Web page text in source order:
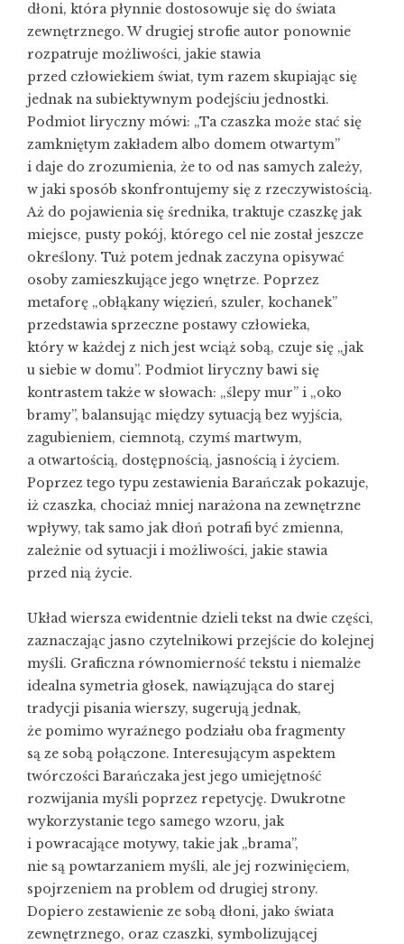
dłoni, która płynnie dostosowuje się do świata
zewnętrznego. W drugiej strofie autor ponownie
rozpatruje możliwości, jakie stawia
przed człowiekiem świat, tym razem skupiając się
jednak na subiektywnym podejściu jednostki.
Podmiot liryczny mówi: „Ta czaszka może stać się
zamkniętym zakładem albo domem otwartym”
i daje do zrozumienia, że to od nas samych zależy,
w jaki sposób skonfrontujemy się z rzeczywistością.
Aż do pojawienia się średnika, traktuje czaszkę jak
miejsce, pusty pokój, którego cel nie został jeszcze
określony. Tuż potem jednak zaczyna opisywać
osoby zamieszkujące jego wnętrze. Poprzez
metaforę „obłąkany więzień, szuler, kochanek”
przedstawia sprzeczne postawy człowieka,
który w każdej z nich jest wciąż sobą, czuje się „jak
u siebie w domu”. Podmiot liryczny bawi się
kontrastem także w słowach: „ślepy mur” i „oko
bramy”, balansując między sytuacją bez wyjścia,
zagubieniem, ciemnotą, czymś martwym,
a otwartością, dostępnością, jasnością i życiem.
Poprzez tego typu zestawienia Barańczak pokazuje,
iż czaszka, chociaż mniej narażona na zewnętrzne
wpływy, tak samo jak dłoń potrafi być zmienna,
zależnie od sytuacji i możliwości, jakie stawia
przed nią życie.
Układ wiersza ewidentnie dzieli tekst na dwie części,
zaznaczając jasno czytelnikowi przejście do kolejnej
myśli. Graficzna równomierność tekstu i niemalże
idealna symetria głosek, nawiązująca do starej
tradycji pisania wierszy, sugerują jednak,
że pomimo wyraźnego podziału oba fragmenty
są ze sobą połączone. Interesującym aspektem
twórczości Barańczaka jest jego umiejętność
rozwijania myśli poprzez repetycję. Dwukrotne
wykorzystanie tego samego wzoru, jak
i powracające motywy, takie jak „brama”,
nie są powtarzaniem myśli, ale jej rozwinięciem,
spojrzeniem na problem od drugiej strony.
Dopiero zestawienie ze sobą dłoni, jako świata
zewnętrznego, oraz czaszki, symbolizującej